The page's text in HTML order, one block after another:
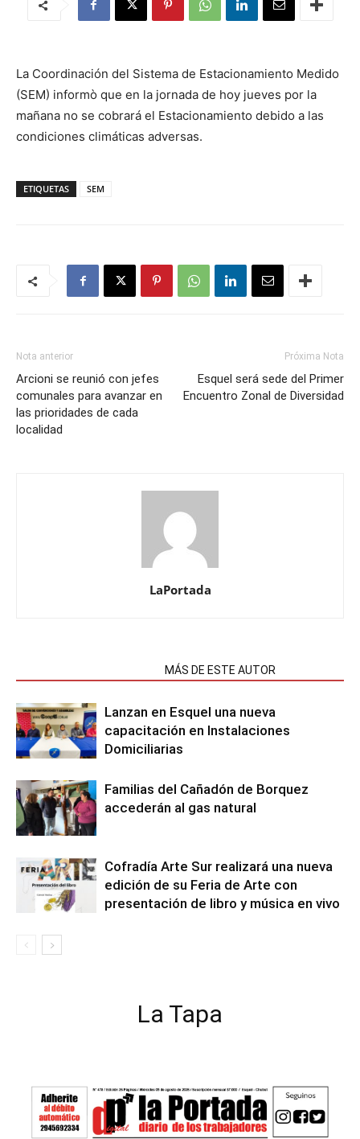
La Coordinación del Sistema de Estacionamiento Medido
(SEM) informò que en la jornada de hoy jueves por la
mañana no se cobrará el Estacionamiento debido a las
condiciones climáticas adversas.
ETIQUETAS SEM
Nota anterior
Arcioni se reunió con jefes
comunales para avanzar en
las prioridades de cada
localidad
Próxima Nota
Esquel será sede del Primer
Encuentro Zonal de Diversidad
LaPortada
MÁS DE ESTE AUTOR
Lanzan en Esquel una nueva
capacitación en Instalaciones
Domiciliarias
Familias del Cañadón de Borquez
accederán al gas natural
Cofradía Arte Sur realizará una nueva
edición de su Feria de Arte con
presentación de libro y música en vivo
La Tapa